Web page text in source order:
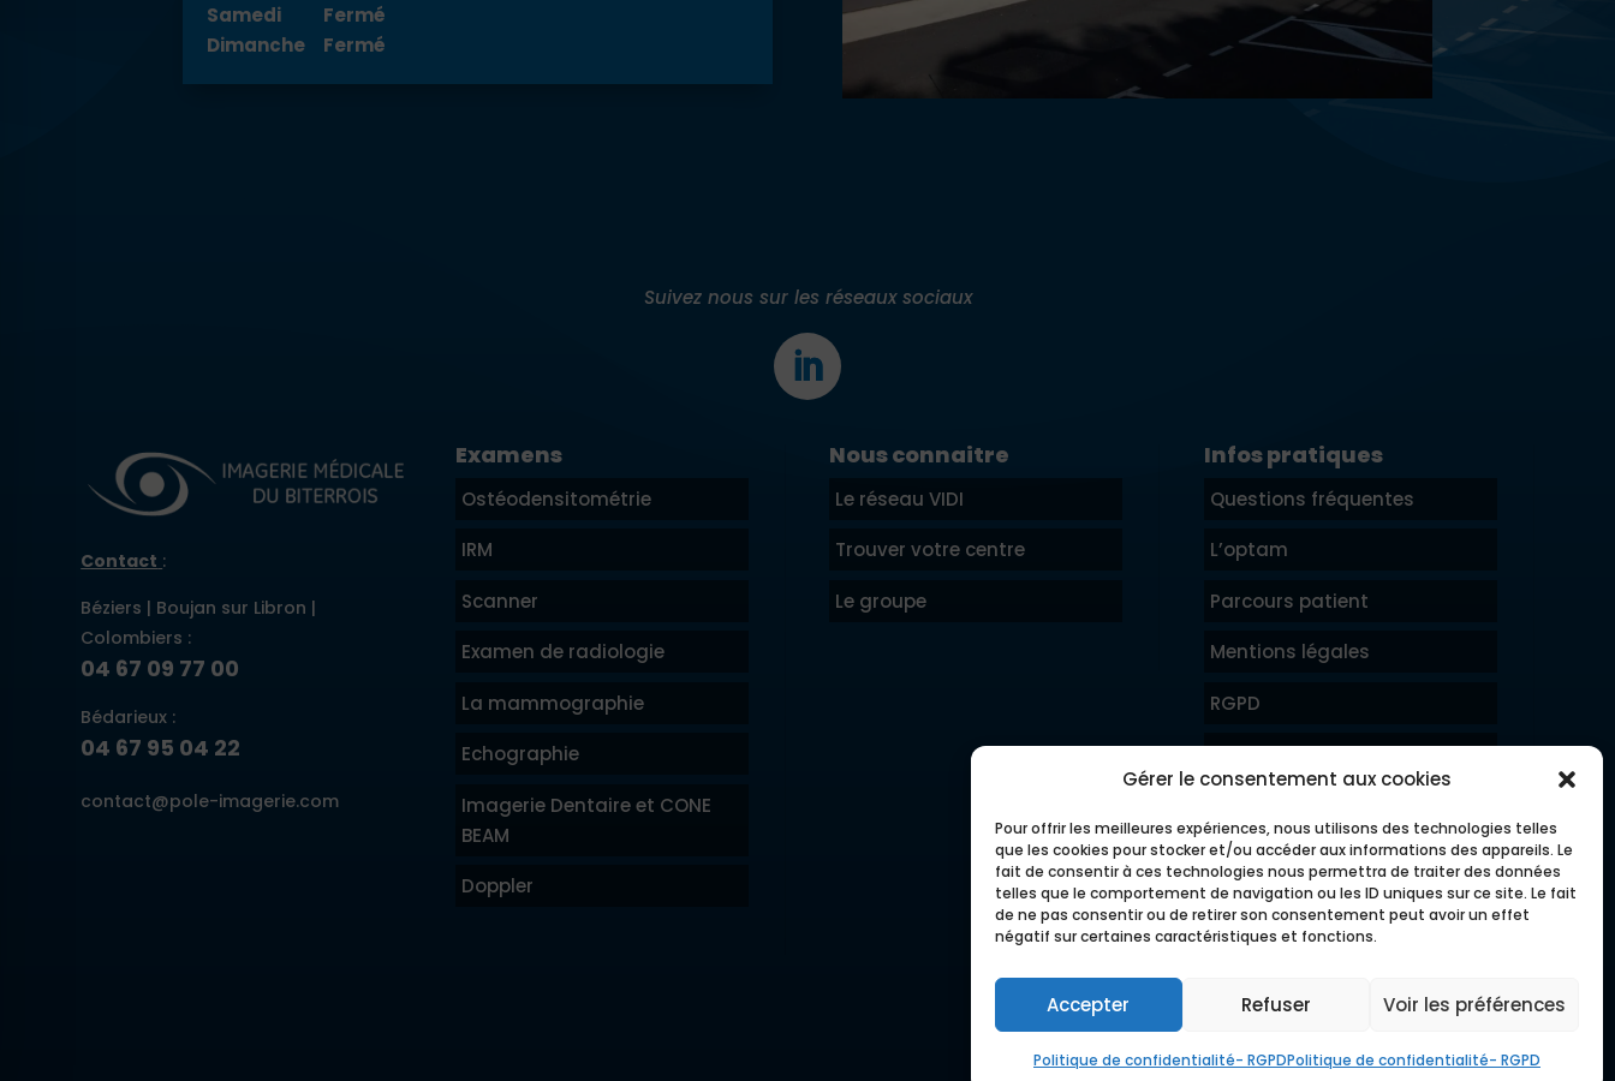
Gérer le consentement aux cookies
Pour offrir les meilleures expériences, nous utilisons des technologies telles
que les cookies pour stocker et/ou accéder aux informations des appareils. Le
fait de consentir à ces technologies nous permettra de traiter des données
telles que le comportement de navigation ou les ID uniques sur ce site. Le fait
de ne pas consentir ou de retirer son consentement peut avoir un effet
négatif sur certaines caractéristiques et fonctions.
Accepter Refuser Voir les préférences
Politique de confidentialité- RGPDPolitique de confidentialité- RGPD
Samedi
Fermé
Dimanche
Fermé
Suivez nous sur les réseaux sociaux
Contact :
Béziers | Boujan sur Libron |
Colombiers :
04 67 09 77 00
Bédarieux :
04 67 95 04 22
contact@pole-imagerie.com
Examens
Ostéodensitométrie
IRM
Scanner
Examen de radiologie
La mammographie
Echographie
Imagerie Dentaire et CONE
BEAM
Doppler
Nous connaitre
Le réseau VIDI
Trouver votre centre
Le groupe
Infos pratiques
Questions fréquentes
L’optam
Parcours patient
Mentions légales
RGPD
Prendre rendez-vous
Accès résultats patients
Accès médecins
Peal Medical
Peal Solutions